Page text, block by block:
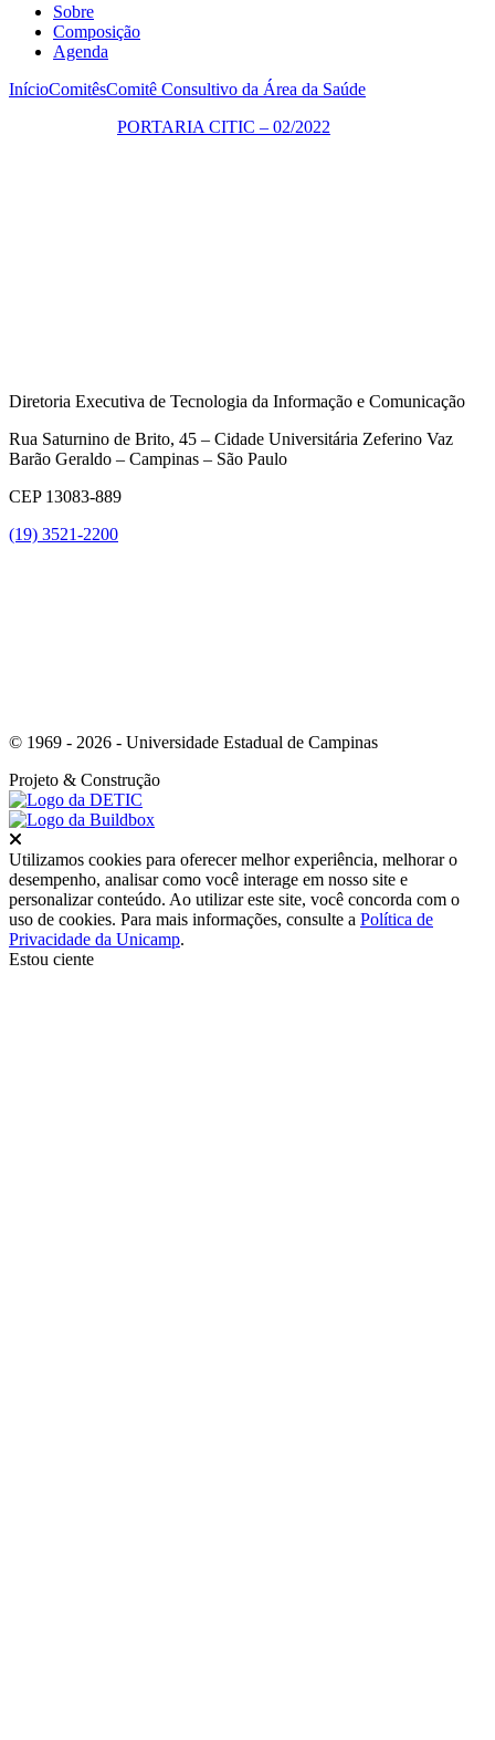
Sobre
Composição
Agenda
InícioComitêsComitê Consultivo da Área da Saúde
PORTARIA CITIC – 02/2022
Diretoria Executiva de Tecnologia da Informação e Comunicação
Rua Saturnino de Brito, 45 – Cidade Universitária Zeferino Vaz
Barão Geraldo – Campinas – São Paulo
CEP 13083-889
(19) 3521-2200
© 1969 - 2026 - Universidade Estadual de Campinas
Projeto & Construção
Utilizamos cookies para oferecer melhor experiência, melhorar o
desempenho, analisar como você interage em nosso site e
personalizar conteúdo. Ao utilizar este site, você concorda com o
uso de cookies. Para mais informações, consulte a Política de
Privacidade da Unicamp.
Estou ciente